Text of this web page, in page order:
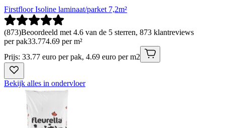
Firstfloor Isoline laminaat/parket 7,2m²
(873)Beoordeeld met 4.6 van de 5 sterren, 873 klantreviews
per pak33.774.69 per m²
Prijs: 33.77 euro per pak, 4.69 euro per m2
Bekijk alles in ondervloer